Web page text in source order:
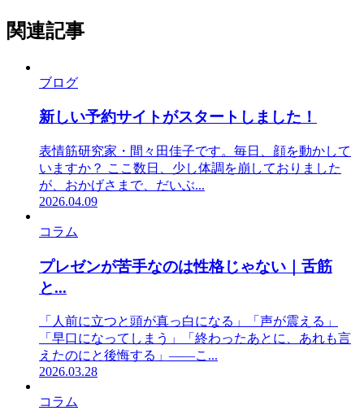
関連記事
ブログ
新しい予約サイトがスタートしました！
表情筋研究家・間々田佳子です。毎日、顔を動かして
いますか？ ここ数日、少し体調を崩しておりました
が、おかげさまで、だいぶ...
2026.04.09
コラム
プレゼンが苦手なのは性格じゃない｜舌筋
と...
「人前に立つと頭が真っ白になる」「声が震える」
「早口になってしまう」「終わったあとに、あれも言
えたのにと後悔する」——こ...
2026.03.28
コラム